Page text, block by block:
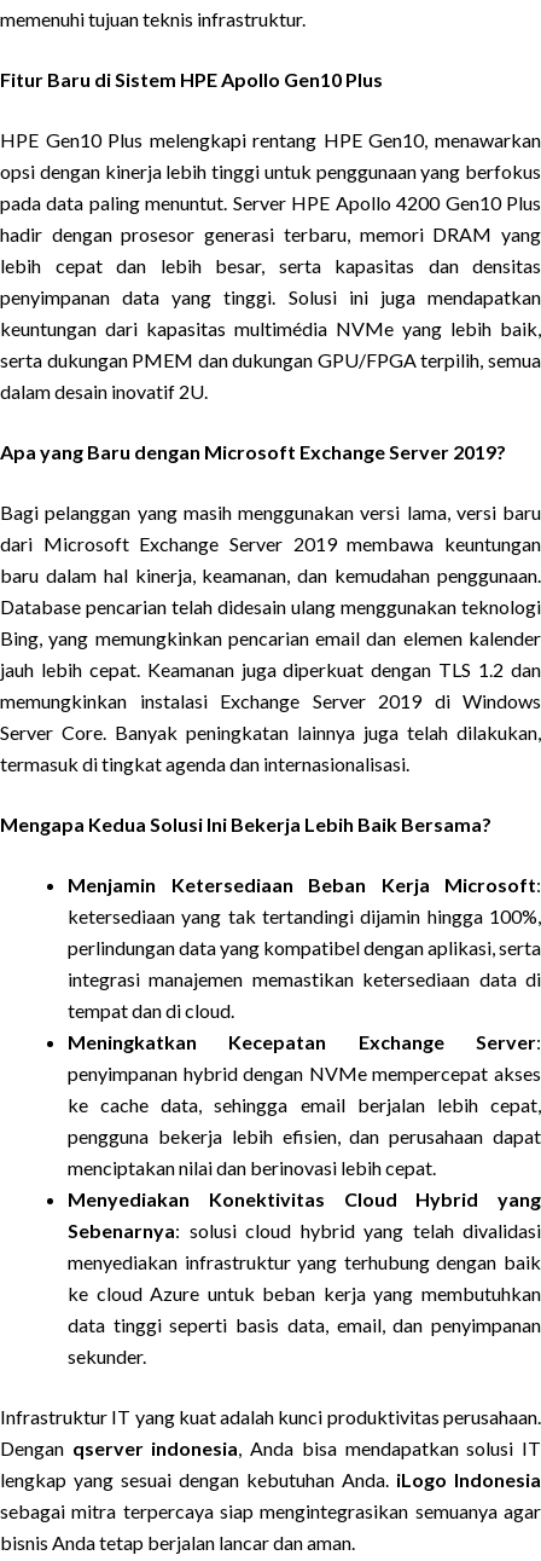
memenuhi tujuan teknis infrastruktur.
Fitur Baru di Sistem HPE Apollo Gen10 Plus
HPE Gen10 Plus melengkapi rentang HPE Gen10, menawarkan
opsi dengan kinerja lebih tinggi untuk penggunaan yang berfokus
pada data paling menuntut. Server HPE Apollo 4200 Gen10 Plus
hadir dengan prosesor generasi terbaru, memori DRAM yang
lebih cepat dan lebih besar, serta kapasitas dan densitas
penyimpanan data yang tinggi. Solusi ini juga mendapatkan
keuntungan dari kapasitas multimédia NVMe yang lebih baik,
serta dukungan PMEM dan dukungan GPU/FPGA terpilih, semua
dalam desain inovatif 2U.
Apa yang Baru dengan Microsoft Exchange Server 2019?
Bagi pelanggan yang masih menggunakan versi lama, versi baru
dari Microsoft Exchange Server 2019 membawa keuntungan
baru dalam hal kinerja, keamanan, dan kemudahan penggunaan.
Database pencarian telah didesain ulang menggunakan teknologi
Bing, yang memungkinkan pencarian email dan elemen kalender
jauh lebih cepat. Keamanan juga diperkuat dengan TLS 1.2 dan
memungkinkan instalasi Exchange Server 2019 di Windows
Server Core. Banyak peningkatan lainnya juga telah dilakukan,
termasuk di tingkat agenda dan internasionalisasi.
Mengapa Kedua Solusi Ini Bekerja Lebih Baik Bersama?
Menjamin Ketersediaan Beban Kerja Microsoft:
ketersediaan yang tak tertandingi dijamin hingga 100%,
perlindungan data yang kompatibel dengan aplikasi, serta
integrasi manajemen memastikan ketersediaan data di
tempat dan di cloud.
Meningkatkan Kecepatan Exchange Server:
penyimpanan hybrid dengan NVMe mempercepat akses
ke cache data, sehingga email berjalan lebih cepat,
pengguna bekerja lebih efisien, dan perusahaan dapat
menciptakan nilai dan berinovasi lebih cepat.
Menyediakan Konektivitas Cloud Hybrid yang
Sebenarnya: solusi cloud hybrid yang telah divalidasi
menyediakan infrastruktur yang terhubung dengan baik
ke cloud Azure untuk beban kerja yang membutuhkan
data tinggi seperti basis data, email, dan penyimpanan
sekunder.
Infrastruktur IT yang kuat adalah kunci produktivitas perusahaan.
Dengan qserver indonesia, Anda bisa mendapatkan solusi IT
lengkap yang sesuai dengan kebutuhan Anda. iLogo Indonesia
sebagai mitra terpercaya siap mengintegrasikan semuanya agar
bisnis Anda tetap berjalan lancar dan aman.